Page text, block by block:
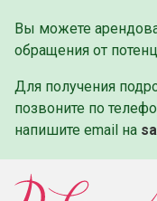
Вы можете
обращения от
Для получения
позвоните по
напишите email на